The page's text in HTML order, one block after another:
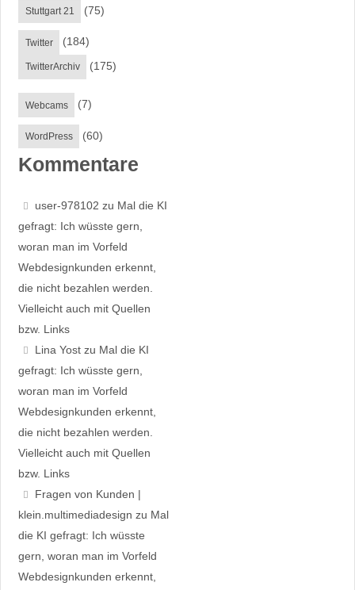
Stuttgart 21 (75)
Twitter (184)
TwitterArchiv (175)
Webcams (7)
WordPress (60)
Kommentare
user-978102 zu Mal die KI
gefragt: Ich wüsste gern,
woran man im Vorfeld
Webdesignkunden erkennt,
die nicht bezahlen werden.
Vielleicht auch mit Quellen
bzw. Links
Lina Yost zu Mal die KI
gefragt: Ich wüsste gern,
woran man im Vorfeld
Webdesignkunden erkennt,
die nicht bezahlen werden.
Vielleicht auch mit Quellen
bzw. Links
Fragen von Kunden |
klein.multimedia­design zu Mal
die KI gefragt: Ich wüsste
gern, woran man im Vorfeld
Webdesignkunden erkennt,